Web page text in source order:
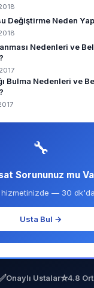
Değiştirme Neden
Nedenleri ve
Bulma Nedenleri ve
🔧
Sorununuz mu
hizmetinizde — 30 dk'da
Usta Bul →
Onaylı Ustalar⭐4.8